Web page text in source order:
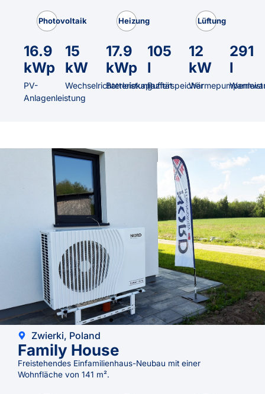
Photovoltaik Heizung Lüftung
16.9
kWp
PV-
Anlagenleistung
15
kW
Wechselrichterleistung
17.9
kWp
Batteriekapazität
105
l
Pufferspeicher
12
kW
291
l
Zwierki, Poland
Family House
Freistehendes Einfamilienhaus-Neubau mit einer
Wohnfläche von 141 m².